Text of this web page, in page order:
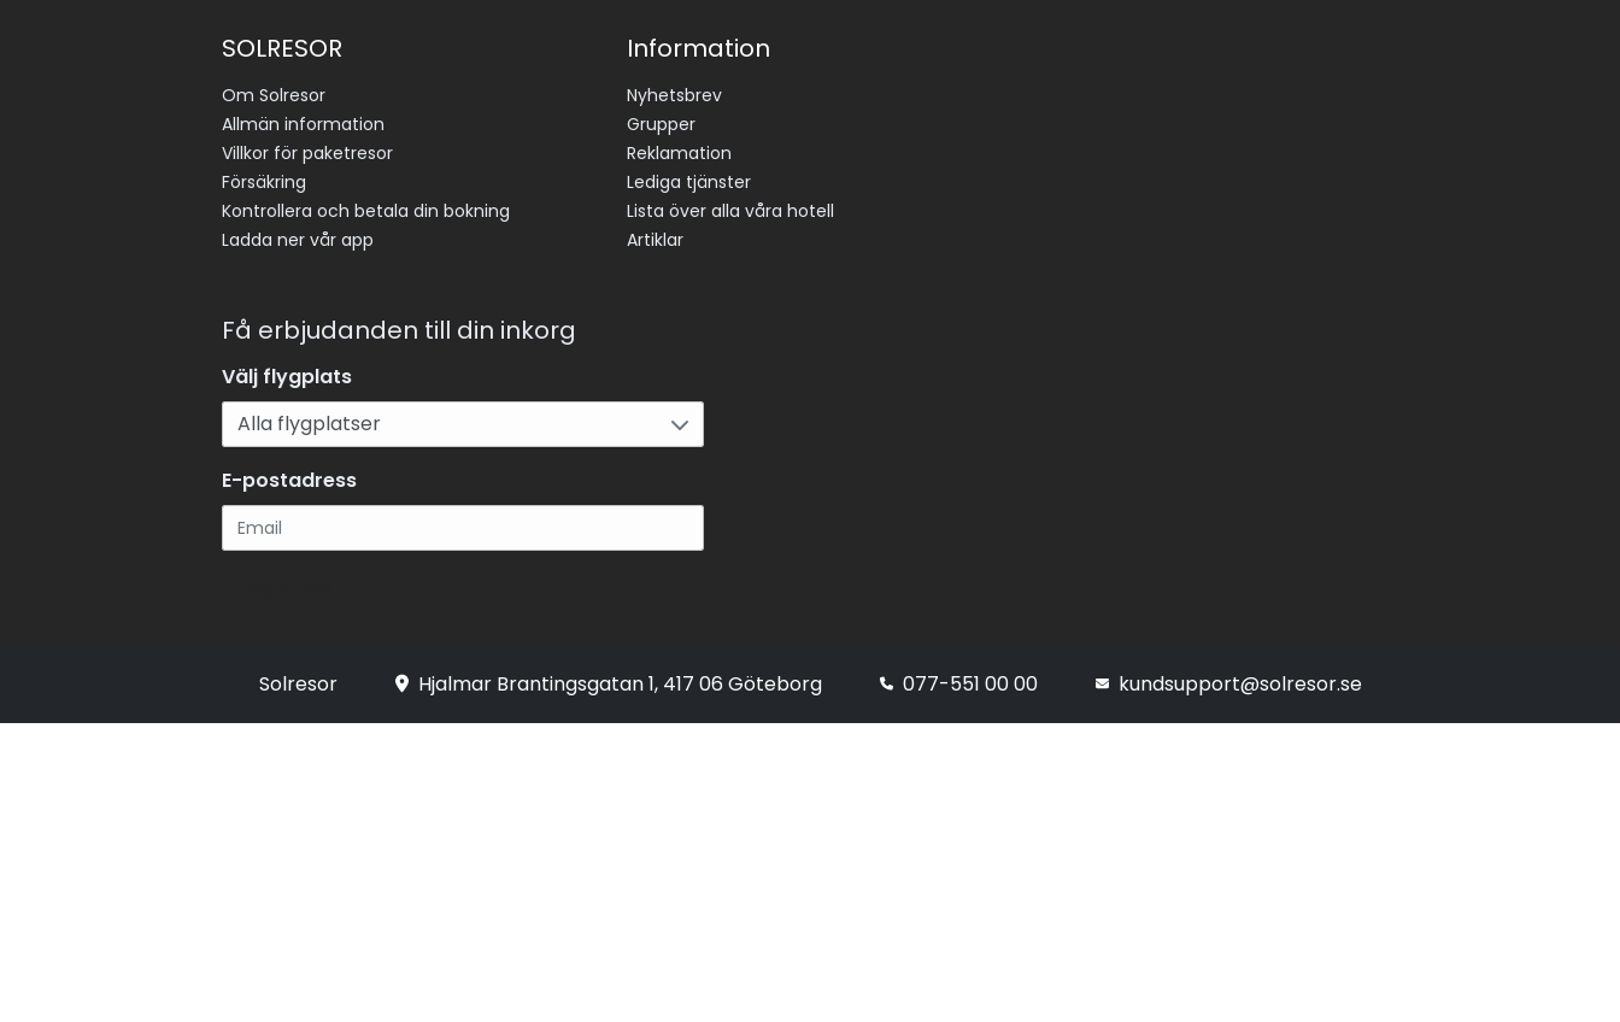
SOLRESOR
Om Solresor
Allmän information
Villkor för paketresor
Försäkring
Kontrollera och betala din bokning
Ladda ner vår app
Information
Nyhetsbrev
Grupper
Reklamation
Lediga tjänster
Lista över alla våra hotell
Artiklar
Få erbjudanden till din inkorg
Välj flygplats
E-postadress
Solresor Hjalmar Brantingsgatan 1, 417 06 Göteborg 077-551 00 00 kundsupport@solresor.se